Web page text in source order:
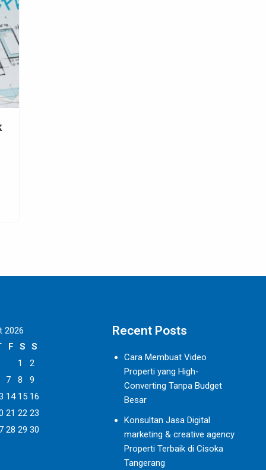
2026
F S
S
1
2
7
8
9
14 15 16
21 22 23
28 29 30
Recent Posts
Cara Membuat Video
Properti yang High-
Converting Tanpa Budget
Besar
Konsultan Jasa Digital
marketing & creative agency
Properti Terbaik di Cisoka
Tangerang